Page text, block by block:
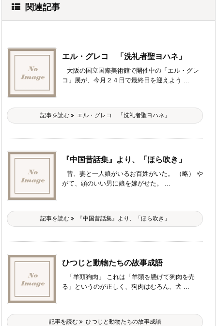
関連記事
エル・グレコ 「洗礼者聖ヨハネ」
大阪の国立国際美術館で開催中の「エル・グレ
コ」展が、今月２４日で最終日を迎えよう ...
記事を読む エル・グレコ 「洗礼者聖ヨハネ」
『中国昔話集』より、「ほら吹き」
昔、妻と一人娘がいるお百姓がいた。 （略） や
がて、頭のいい男に娘を嫁がせた。 ...
記事を読む 『中国昔話集』より、「ほら吹き」
ひつじと動物たちの故事成語
「羊頭狗肉」 これは「羊頭を懸げて狗肉を売
る」というのが正しく、狗肉はむろん、犬 ...
記事を読む ひつじと動物たちの故事成語